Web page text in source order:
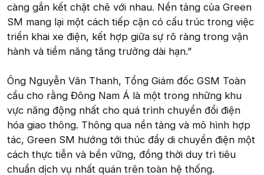
càng gắn kết chặt chẽ với nhau. Nền tảng của Green
SM mang lại một cách tiếp cận có cấu trúc trong việc
triển khai xe điện, kết hợp giữa sự rõ ràng trong vận
hành và tiềm năng tăng trưởng dài hạn.”
Ông Nguyễn Văn Thanh, Tổng Giám đốc GSM Toàn
cầu cho rằng Đông Nam Á là một trong những khu
vực năng động nhất cho quá trình chuyển đổi điện
hóa giao thông. Thông qua nền tảng và mô hình hợp
tác, Green SM hướng tới thúc đẩy di chuyển điện một
cách thực tiễn và bền vững, đồng thời duy trì tiêu
chuẩn dịch vụ nhất quán trên toàn hệ thống.